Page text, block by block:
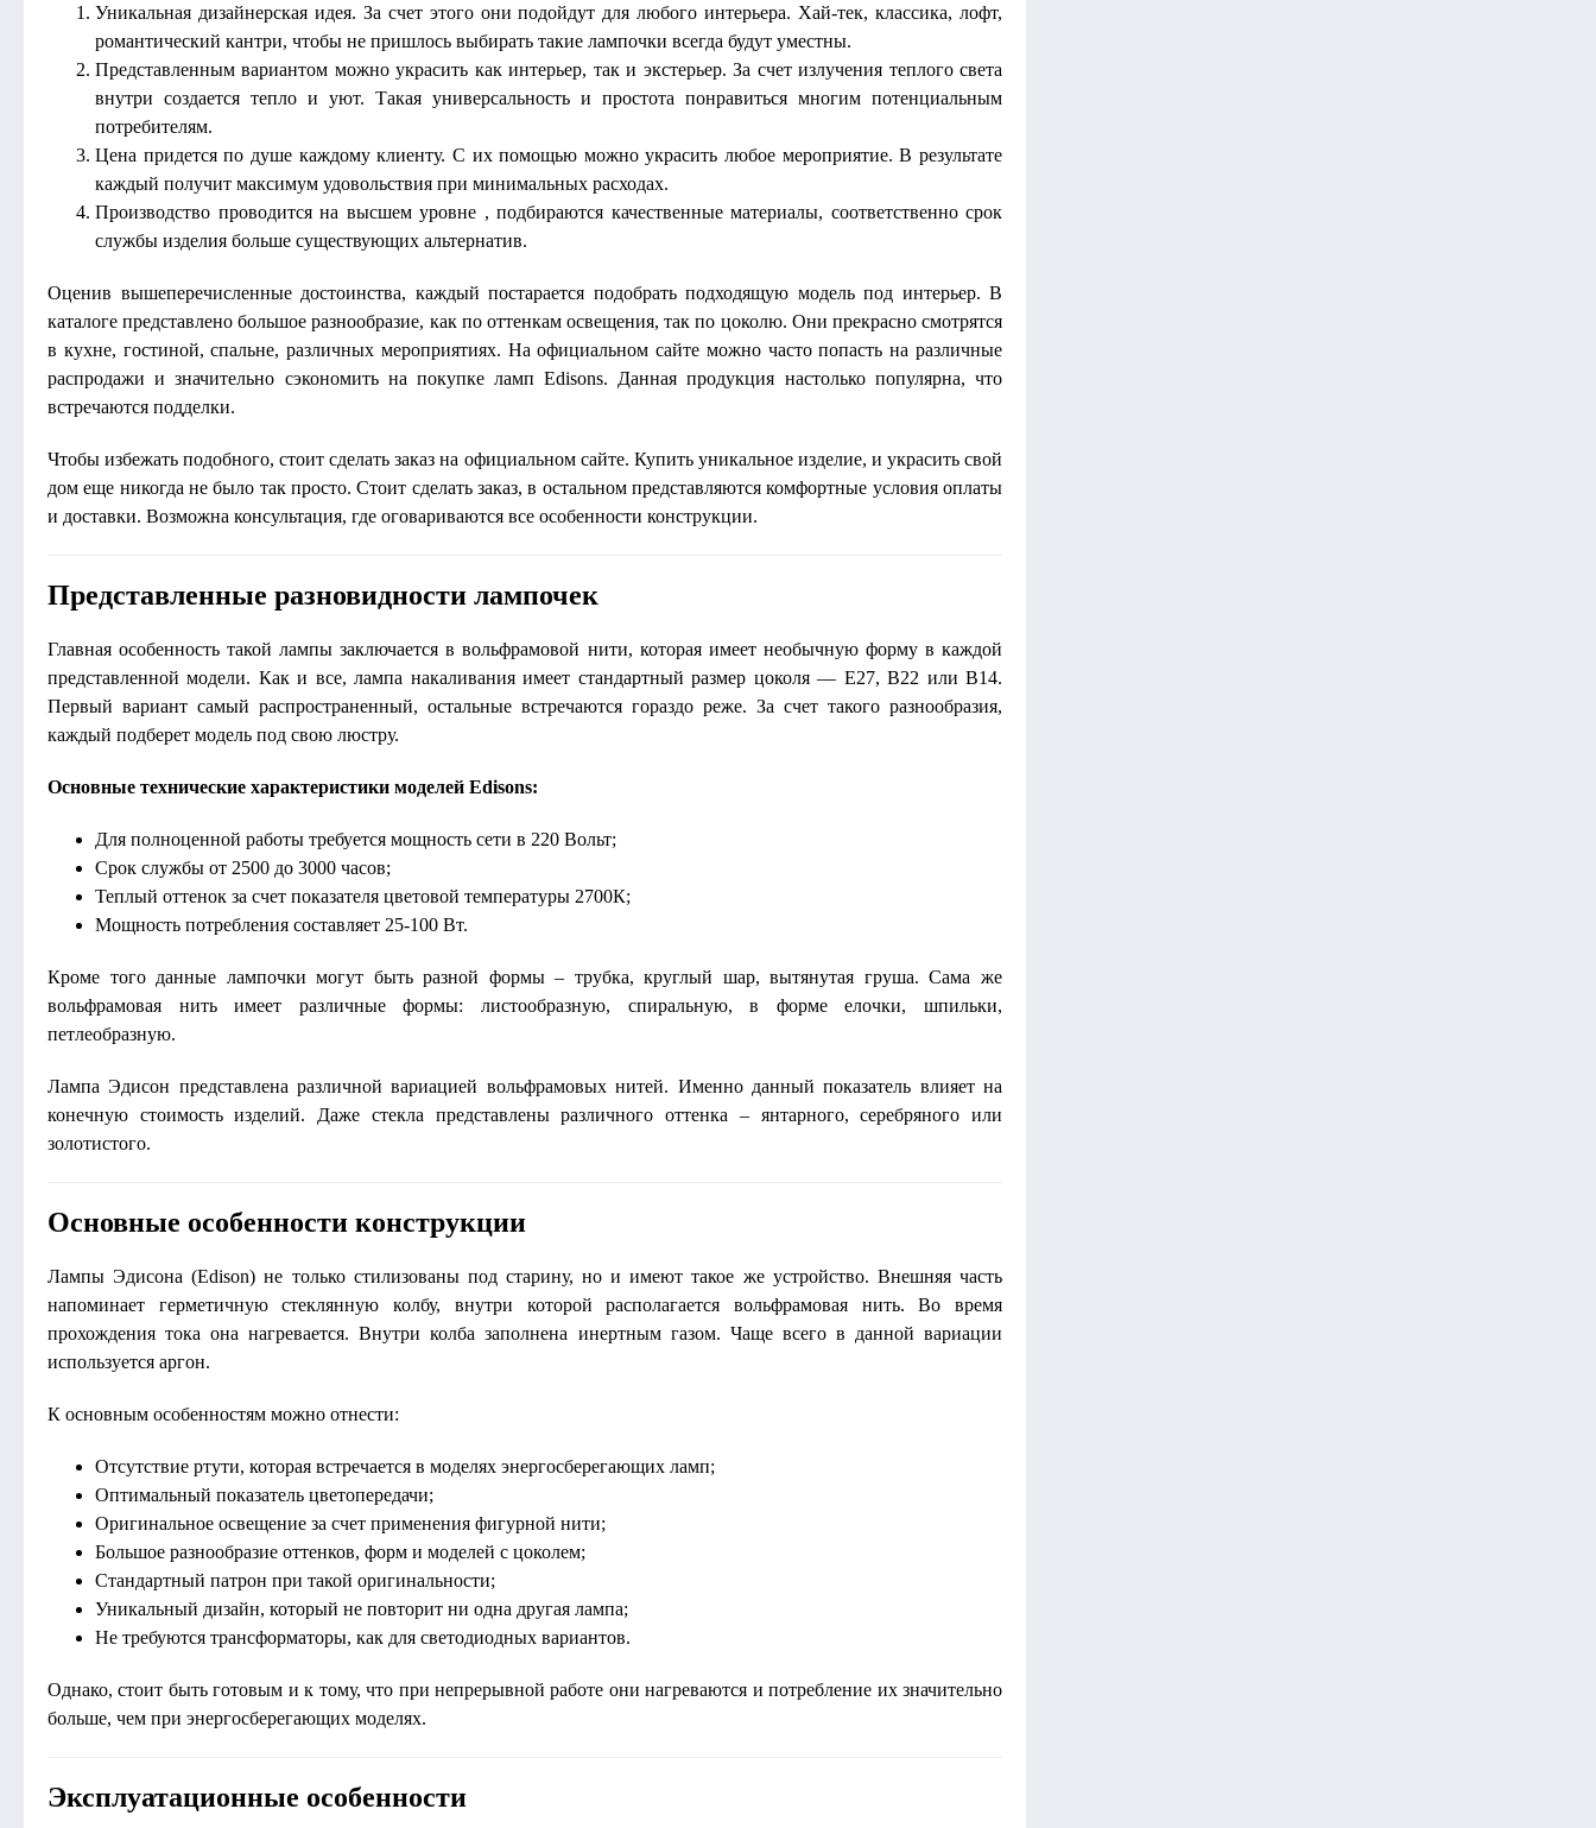
Уникальная дизайнерская идея. За счет этого они подойдут для любого интерьера. Хай-тек, классика, лофт,
романтический кантри, чтобы не пришлось выбирать такие лампочки всегда будут уместны.
Представленным вариантом можно украсить как интерьер, так и экстерьер. За счет излучения теплого света
внутри создается тепло и уют. Такая универсальность и простота понравиться многим потенциальным
потребителям.
Цена придется по душе каждому клиенту. С их помощью можно украсить любое мероприятие. В результате
каждый получит максимум удовольствия при минимальных расходах.
Производство проводится на высшем уровне , подбираются качественные материалы, соответственно срок
службы изделия больше существующих альтернатив.
Оценив вышеперечисленные достоинства, каждый постарается подобрать подходящую модель под интерьер. В
каталоге представлено большое разнообразие, как по оттенкам освещения, так по цоколю. Они прекрасно смотрятся
в кухне, гостиной, спальне, различных мероприятиях. На официальном сайте можно часто попасть на различные
распродажи и значительно сэкономить на покупке ламп Edisons. Данная продукция настолько популярна, что
встречаются подделки.
Чтобы избежать подобного, стоит сделать заказ на официальном сайте. Купить уникальное изделие, и украсить свой
дом еще никогда не было так просто. Стоит сделать заказ, в остальном представляются комфортные условия оплаты
и доставки. Возможна консультация, где оговариваются все особенности конструкции.
Представленные разновидности лампочек
Главная особенность такой лампы заключается в вольфрамовой нити, которая имеет необычную форму в каждой
представленной модели. Как и все, лампа накаливания имеет стандартный размер цоколя — E27, B22 или В14.
Первый вариант самый распространенный, остальные встречаются гораздо реже. За счет такого разнообразия,
каждый подберет модель под свою люстру.
Основные технические характеристики моделей Edisons:
Для полноценной работы требуется мощность сети в 220 Вольт;
Срок службы от 2500 до 3000 часов;
Теплый оттенок за счет показателя цветовой температуры 2700К;
Мощность потребления составляет 25-100 Вт.
Кроме того данные лампочки могут быть разной формы – трубка, круглый шар, вытянутая груша. Сама же
вольфрамовая нить имеет различные формы: листообразную, спиральную, в форме елочки, шпильки,
петлеобразную.
Лампа Эдисон представлена различной вариацией вольфрамовых нитей. Именно данный показатель влияет на
конечную стоимость изделий. Даже стекла представлены различного оттенка – янтарного, серебряного или
золотистого.
Основные особенности конструкции
Лампы Эдисона (Edison) не только стилизованы под старину, но и имеют такое же устройство. Внешняя часть
напоминает герметичную стеклянную колбу, внутри которой располагается вольфрамовая нить. Во время
прохождения тока она нагревается. Внутри колба заполнена инертным газом. Чаще всего в данной вариации
используется аргон.
К основным особенностям можно отнести:
Отсутствие ртути, которая встречается в моделях энергосберегающих ламп;
Оптимальный показатель цветопередачи;
Оригинальное освещение за счет применения фигурной нити;
Большое разнообразие оттенков, форм и моделей с цоколем;
Стандартный патрон при такой оригинальности;
Уникальный дизайн, который не повторит ни одна другая лампа;
Не требуются трансформаторы, как для светодиодных вариантов.
Однако, стоит быть готовым и к тому, что при непрерывной работе они нагреваются и потребление их значительно
больше, чем при энергосберегающих моделях.
Эксплуатационные особенности